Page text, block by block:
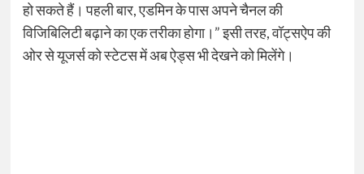
हो सकते हैं। पहली बार, एडमिन के पास अपने चैनल की
विजिबिलिटी बढ़ाने का एक तरीका होगा।” इसी तरह, वॉट्सऐप की
ओर से यूजर्स को स्टेटस में अब ऐड्स भी देखने को मिलेंगे।